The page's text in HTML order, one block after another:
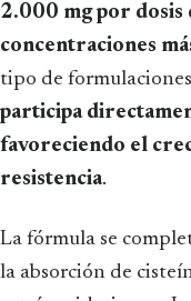
2.000 mg por dosis
concentraciones
tipo de
participa
favoreciendo el
resistencia.
La fórmula se
la absorción de